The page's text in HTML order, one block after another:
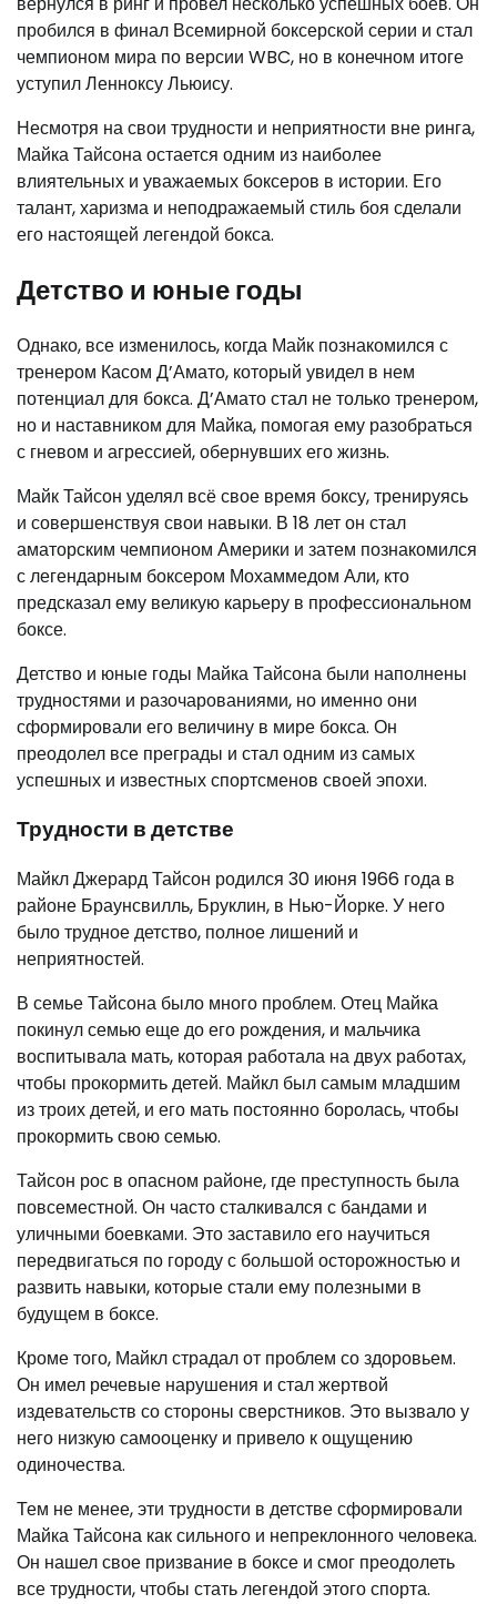
пробился в финал Всемирной боксерской серии и стал
чемпионом мира по версии WBC, но в конечном итоге
уступил Ленноксу Льюису.
Несмотря на свои трудности и неприятности вне ринга,
Майка Тайсона остается одним из наиболее
влиятельных и уважаемых боксеров в истории. Его
талант, харизма и неподражаемый стиль боя сделали
его настоящей легендой бокса.
Детство и юные годы
Однако, все изменилось, когда Майк познакомился с
тренером Касом Д’Амато, который увидел в нем
потенциал для бокса. Д’Амато стал не только тренером,
но и наставником для Майка, помогая ему разобраться
с гневом и агрессией, обернувших его жизнь.
Майк Тайсон уделял всё свое время боксу, тренируясь
и совершенствуя свои навыки. В 18 лет он стал
аматорским чемпионом Америки и затем познакомился
с легендарным боксером Мохаммедом Али, кто
предсказал ему великую карьеру в профессиональном
боксе.
Детство и юные годы Майка Тайсона были наполнены
трудностями и разочарованиями, но именно они
сформировали его величину в мире бокса. Он
преодолел все преграды и стал одним из самых
успешных и известных спортсменов своей эпохи.
Трудности в детстве
Майкл Джерард Тайсон родился 30 июня 1966 года в
районе Браунсвилль, Бруклин, в Нью-Йорке. У него
было трудное детство, полное лишений и
неприятностей.
В семье Тайсона было много проблем. Отец Майка
покинул семью еще до его рождения, и мальчика
воспитывала мать, которая работала на двух работах,
чтобы прокормить детей. Майкл был самым младшим
из троих детей, и его мать постоянно боролась, чтобы
прокормить свою семью.
Тайсон рос в опасном районе, где преступность была
повсеместной. Он часто сталкивался с бандами и
уличными боевками. Это заставило его научиться
передвигаться по городу с большой осторожностью и
развить навыки, которые стали ему полезными в
будущем в боксе.
Кроме того, Майкл страдал от проблем со здоровьем.
Он имел речевые нарушения и стал жертвой
издевательств со стороны сверстников. Это вызвало у
него низкую самооценку и привело к ощущению
одиночества.
Тем не менее, эти трудности в детстве сформировали
Майка Тайсона как сильного и непреклонного человека.
Он нашел свое призвание в боксе и смог преодолеть
все трудности, чтобы стать легендой этого спорта.